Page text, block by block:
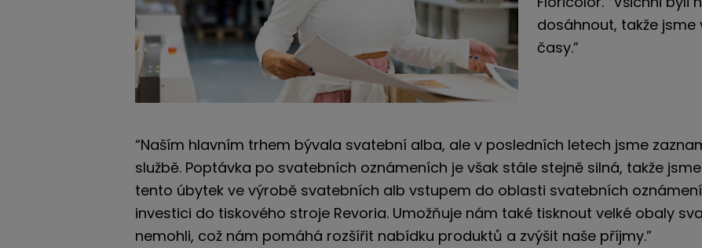
dosáhnout, takže jsme
časy.”
“Naším hlavním trhem bývala svatební alba, ale v posledních letech jsme
službě. Poptávka po svatebních oznámeních je však stále stejně silná, takže
tento úbytek ve výrobě svatebních alb vstupem do oblasti svatebních
investici do tiskového stroje Revoria. Umožňuje nám také tisknout velké obaly
nemohli, což nám pomáhá rozšířit nabídku produktů a zvýšit naše příjmy.”